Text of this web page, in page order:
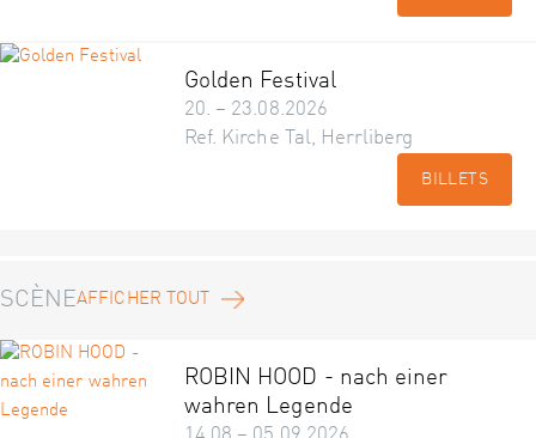
Golden Festival
20. – 23.08.2026
Ref. Kirche Tal, Herrliberg
BILLETS
SCÈNEAFFICHER TOUT
ROBIN HOOD - nach einer
wahren Legende